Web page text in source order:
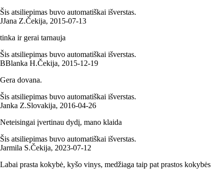
Šis atsiliepimas buvo automatiškai išverstas.
JJana Z.Čekija, 2015‑07‑13
tinka ir gerai tarnauja
Šis atsiliepimas buvo automatiškai išverstas.
BBlanka H.Čekija, 2015‑12‑19
Gera dovana.
Šis atsiliepimas buvo automatiškai išverstas.
Janka Z.Slovakija, 2016‑04‑26
Neteisingai įvertinau dydį, mano klaida
Šis atsiliepimas buvo automatiškai išverstas.
Jarmila S.Čekija, 2023‑07‑12
Labai prasta kokybė, kyšo vinys, medžiaga taip pat prastos kokybės